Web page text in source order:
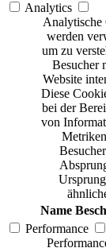
Analytics
Analytische
werden
um zu
Besucher
Website
Diese
bei der
von
Name
Performance